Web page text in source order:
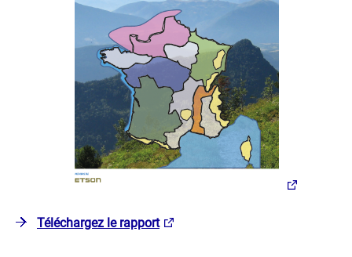
Téléchargez le rapport